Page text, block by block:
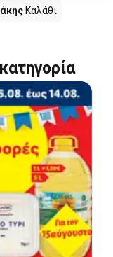
Καλάθι